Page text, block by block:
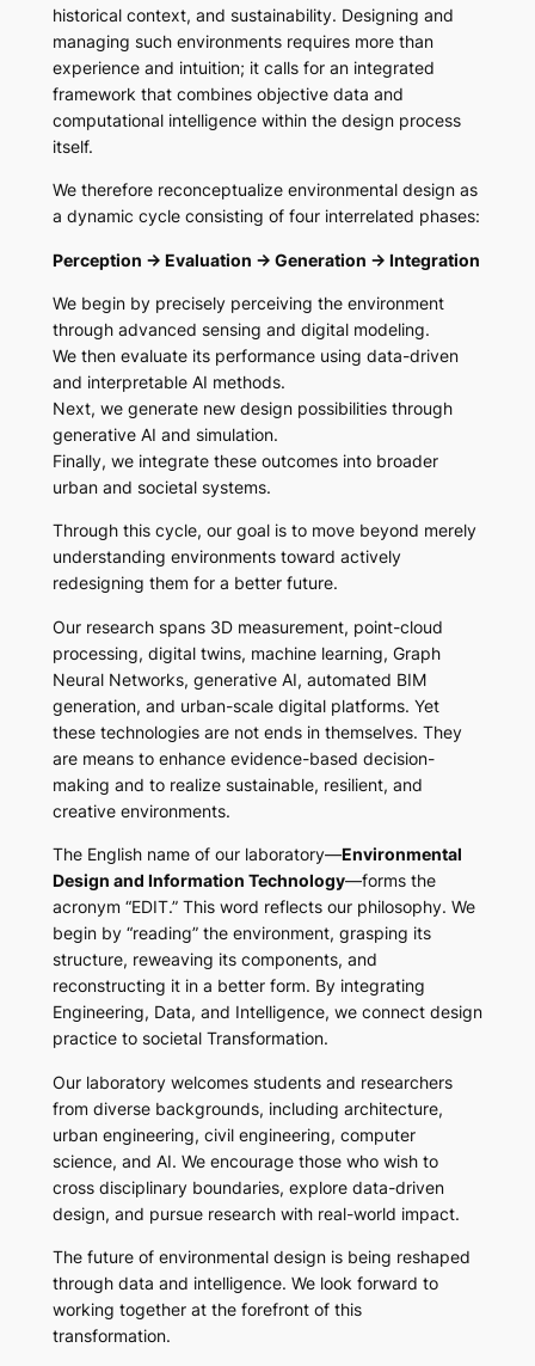
historical context, and sustainability. Designing and
managing such environments requires more than
experience and intuition; it calls for an integrated
framework that combines objective data and
computational intelligence within the design process
itself.
We therefore reconceptualize environmental design as
a dynamic cycle consisting of four interrelated phases:
Perception → Evaluation → Generation → Integration
We begin by precisely perceiving the environment
through advanced sensing and digital modeling.
We then evaluateits performance using data-driven
and interpretable AI methods.
Next, we generatenew design possibilities through
generative AI and simulation.
Finally, we integratethese outcomes into broader
urban and societal systems.
Through this cycle, our goal is to move beyond merely
understanding environments toward actively
redesigning them for a better future.
Our research spans 3D measurement, point-cloud
processing, digital twins, machine learning, Graph
Neural Networks, generative AI, automated BIM
generation, and urban-scale digital platforms. Yet
these technologies are not ends in themselves. They
are means to enhance evidence-based decision-
making and to realize sustainable, resilient, and
creative environments.
The English name of our laboratory—Environmental
Design and Information Technology—forms the
acronym “EDIT.” This word reflects our philosophy. We
begin by “reading” the environment, grasping its
structure, reweaving its components, and
reconstructing it in a better form. By integrating
Engineering, Data, and Intelligence, we connect design
practice to societal Transformation.
Our laboratory welcomes students and researchers
from diverse backgrounds, including architecture,
urban engineering, civil engineering, computer
science, and AI. We encourage those who wish to
cross disciplinary boundaries, explore data-driven
design, and pursue research with real-world impact.
The future of environmental design is being reshaped
through data and intelligence. We look forward to
working together at the forefront of this
transformation.